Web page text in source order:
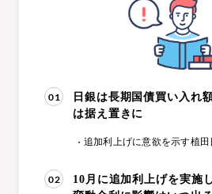
01
日銀は長期国債買い入れ
は据え置きに
追加利上げに意欲を示す植
02
10月に追加利上げを実施